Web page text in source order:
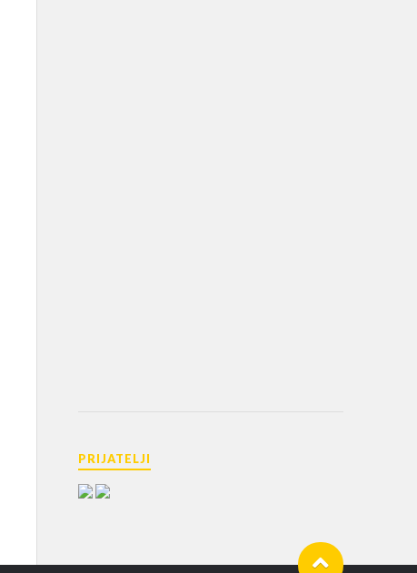
PRIJATELJI